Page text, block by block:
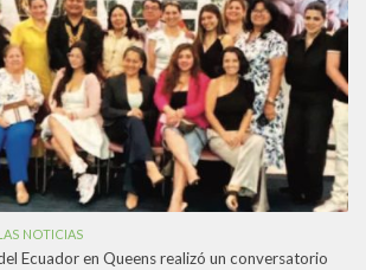
NOTICIAS
Ecuador en Queens realizó un conversatorio